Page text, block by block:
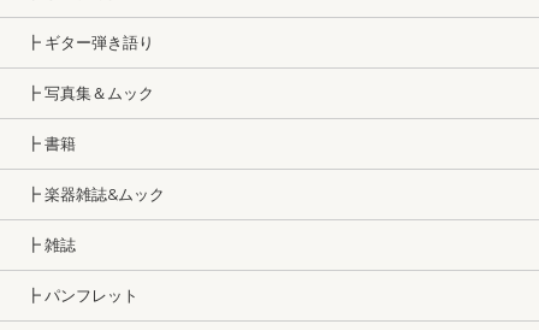
┣ ギター弾き語り
┣ 写真集＆ムック
┣ 書籍
┣ 楽器雑誌&ムック
┣ 雑誌
┣ パンフレット